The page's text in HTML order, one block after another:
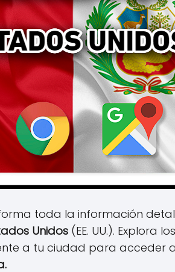
toda la información
Unidos (EE. UU.). Explora
a tu ciudad para acceder